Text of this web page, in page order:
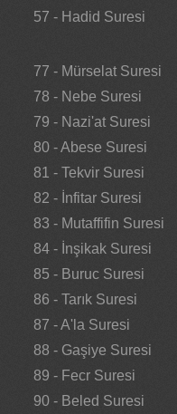
57 - Hadid Suresi
77 - Mürselat Suresi
78 - Nebe Suresi
79 - Nazi'at Suresi
80 - Abese Suresi
81 - Tekvir Suresi
82 - İnfitar Suresi
83 - Mutaffifin Suresi
84 - İnşikak Suresi
85 - Buruc Suresi
86 - Tarık Suresi
87 - A'la Suresi
88 - Gaşiye Suresi
89 - Fecr Suresi
90 - Beled Suresi